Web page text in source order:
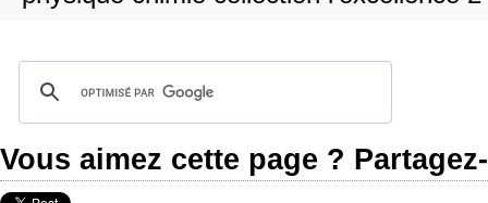
Vous aimez cette page ?